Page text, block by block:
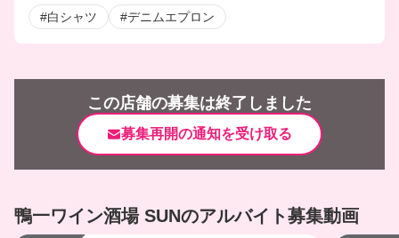
#白シャツ #デニムエプロン
この店舗の募集は終了しました
募集再開の通知を受け取る
鴨一ワイン酒場 SUNのアルバイト募集動画